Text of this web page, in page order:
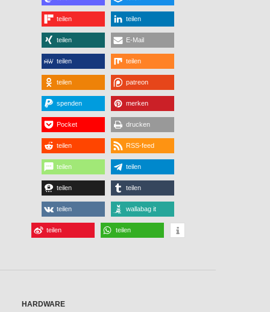
teilen teilen
teilen E-Mail
teilen teilen
teilen patreon
spenden merken
Pocket drucken
teilen RSS-feed
teilen teilen
teilen teilen
teilen wallabag it
teilen teilen
HARDWARE